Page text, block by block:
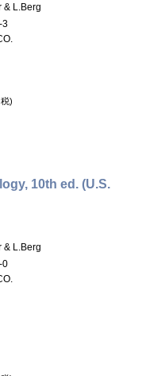
& L.Berg
3
)
10th ed. (U.S.
& L.Berg
0